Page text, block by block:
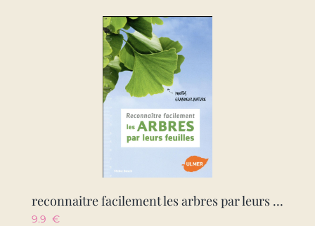
reconnaitre facilement les arbres par leurs feuilles – photos grandeur nature
9.9 €